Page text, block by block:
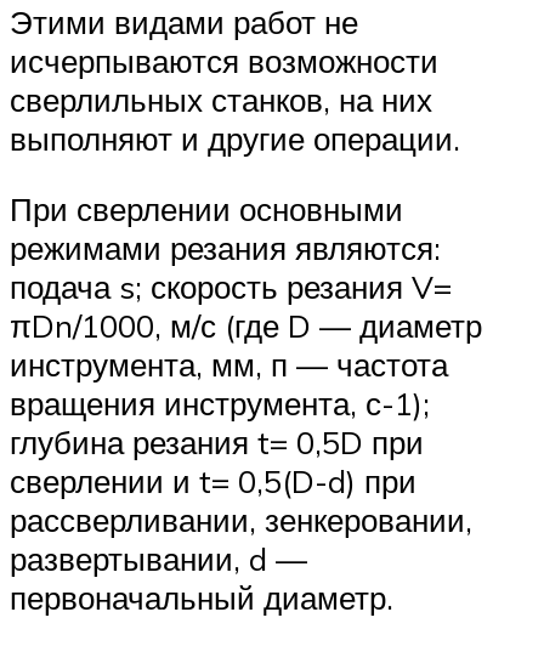
Этими видами работ не
исчерпываются возможности
сверлильных станков, на них
выполняют и другие операции.
При сверлении основными
режимами резания являются:
подача s; скорость резания V=
πDn/1000, м/с (где D — диаметр
инструмента, мм, п — частота
вращения инструмента, с-1);
глубина резания t= 0,5D при
сверлении и t= 0,5(D-d) при
рассверливании, зенкеровании,
развертывании, d —
первоначальный диаметр.